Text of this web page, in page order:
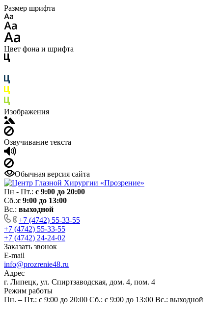
Размер шрифта
Цвет фона и шрифта
Изображения
Озвучивание текста
Обычная версия сайта
Пн - Пт.: с 9:00 до 20:00
Сб.:с 9:00 до 13:00
Вс.: выходной
+7 (4742) 55-33-55
+7 (4742) 55-33-55
+7 (4742) 24-24-02
Заказать звонок
E-mail
info@prozrenie48.ru
Адрес
г. Липецк, ул. Спиртзаводская, дом. 4, пом. 4
Режим работы
Пн. – Пт.: с 9:00 до 20:00 Сб.: с 9:00 до 13:00 Вс.: выходной